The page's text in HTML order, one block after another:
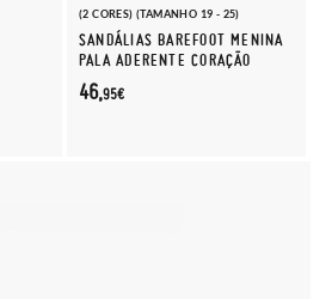
(2 CORES) (TAMANHO 19 - 25)
SANDÁLIAS BAREFOOT MENINA
PALA ADERENTE CORAÇÃO
46,95€